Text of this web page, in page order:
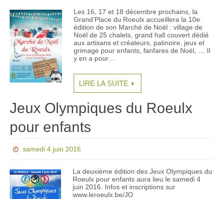
Les 16, 17 et 18 décembre prochains, la
Grand’Place du Roeulx accueillera la 10e
édition de son Marché de Noël : village de
Noël de 25 chalets, grand hall couvert dédié
aux artisans et créateurs, patinoire, jeux et
grimage pour enfants, fanfares de Noël, … Il
y en a pour…
LIRE LA SUITE
Jeux Olympiques du Roeulx
pour enfants
samedi 4 juin 2016
La deuxième édition des Jeux Olympiques du
Roeulx pour enfants aura lieu le samedi 4
juin 2016. Infos et inscriptions sur
www.leroeulx.be/JO